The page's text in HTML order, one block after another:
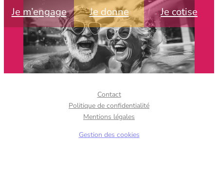
Je m’engage Je donne Je cotise
Contact
Politique de confidentialité
Mentions légales
Gestion des cookies